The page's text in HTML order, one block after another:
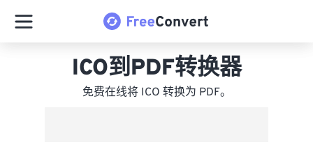
ICO到PDF转换器
免费在线将 ICO 转换为 PDF。